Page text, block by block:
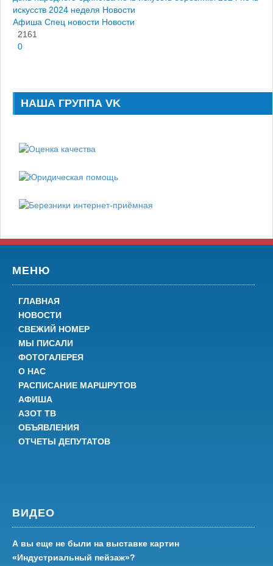
искусств 2024 неделя Новости
Афиша Спец новости Новости
2161
0
НАША ГРУППА VK
МЕНЮ
ГЛАВНАЯ
НОВОСТИ
СВЕЖИЙ НОМЕР
МЫ ПИСАЛИ
ФОТОГАЛЕРЕЯ
О НАС
РАСПИСАНИЕ МАРШРУТОВ
АФИША
АЗОТ ТВ
ОБЪЯВЛЕНИЯ
ОТЧЕТЫ ДЕПУТАТОВ
ВИДЕО
А вы еще не были на выставке картин
«Индустриальный пейзаж»?